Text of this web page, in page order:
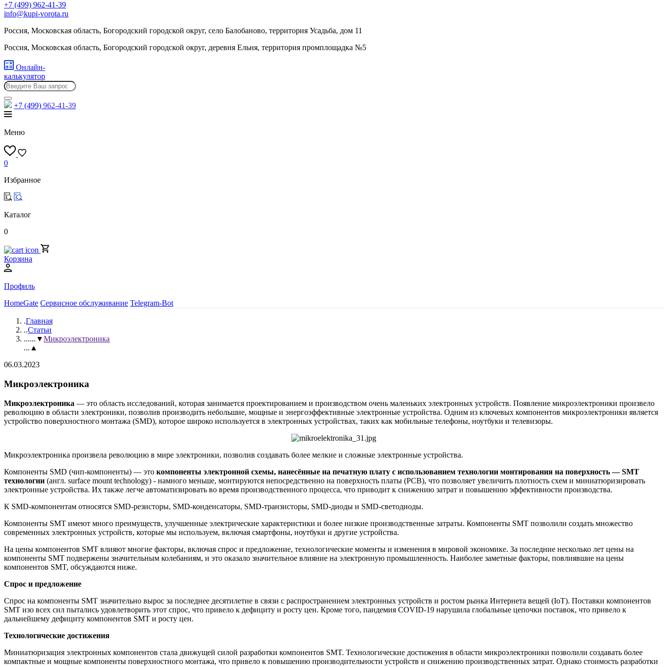
+7 (499) 962-41-39
info@kupi-vorota.ru
Россия, Московская область, Богородский городской округ, село Балобаново, территория Усадьба, дом 11
Россия, Московская область, Богородский городской округ, деревня Ельня, территория промплощадка №5
Онлайн-
калькулятор
+7 (499) 962-41-39
Меню
0
Избранное
Каталог
0
Корзина
Профиль
HomeGate Сервисное обслуживание Telegram-Bot
.Главная
..Статьи
......▼Микроэлектроника
...▲
06.03.2023
Микроэлектроника
Микроэлектроника — это область исследований, которая занимается проектированием и производством очень маленьких электронных устройств. Появление микроэлектроники произвело
революцию в области электроники, позволив производить небольшие, мощные и энергоэффективные электронные устройства. Одним из ключевых компонентов микроэлектроники является
устройство поверхностного монтажа (SMD), которое широко используется в электронных устройствах, таких как мобильные телефоны, ноутбуки и телевизоры.
Микроэлектроника произвела революцию в мире электроники, позволив создавать более мелкие и сложные электронные устройства.
Компоненты SMD (чип-компоненты) — это компоненты электронной схемы, нанесённые на печатную плату с использованием технологии монтирования на поверхность — SMT
технологии (англ. surface mount technology) - намного меньше, монтируются непосредственно на поверхность платы (PCB), что позволяет увеличить плотность схем и миниатюризировать
электронные устройства. Их также легче автоматизировать во время производственного процесса, что приводит к снижению затрат и повышению эффективности производства.
К SMD-компонентам относятся SMD-резисторы, SMD-конденсаторы, SMD-транзисторы, SMD-диоды и SMD-светодиоды.
Компоненты SMT имеют много преимуществ, улучшенные электрические характеристики и более низкие производственные затраты. Компоненты SMT позволили создать множество
современных электронных устройств, которые мы используем, включая смартфоны, ноутбуки и другие устройства.
На цены компонентов SMT влияют многие факторы, включая спрос и предложение, технологические моменты и изменения в мировой экономике. За последние несколько лет цены на
компоненты SMT подвержены значительным колебаниям, и это оказало значительное влияние на электронную промышленность. Наиболее заметные факторы, повлиявшие на цены
компонентов SMT, обсуждаются ниже.
Спрос и предложение
Спрос на компоненты SMT значительно вырос за последнее десятилетие в связи с распространением электронных устройств и ростом рынка Интернета вещей (IoT). Поставки компонентов
SMT изо всех сил пытались удовлетворить этот спрос, что привело к дефициту и росту цен. Кроме того, пандемия COVID-19 нарушила глобальные цепочки поставок, что привело к
дальнейшему дефициту компонентов SMT и росту цен.
Технологические достижения
Миниатюризация электронных компонентов стала движущей силой разработки компонентов SMT. Технологические достижения в области микроэлектроники позволили создавать более
компактные и мощные компоненты поверхностного монтажа, что привело к повышению производительности устройств и снижению производственных затрат. Однако стоимость разработки